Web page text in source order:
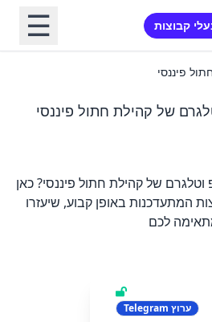
קבוצות ☰
פיננסי
של קהילת חתול פיננסי
וטלגרם שלקהילת חתול פיננסי? כאן
המתעדכנות באופן קבוע, שיעזרו
לכם
ערוץ